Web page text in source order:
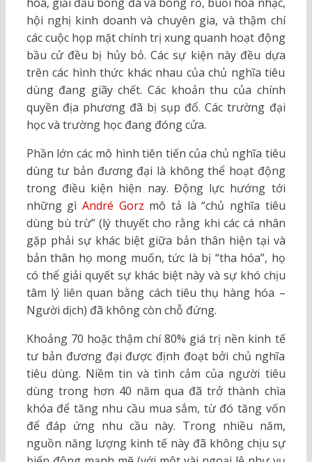
hội nghị kinh doanh và chuyên gia, và thậm chí
các cuộc họp mặt chính trị xung quanh hoạt động
bầu cử đều bị hủy bỏ. Các sự kiện này đều dựa
trên các hình thức khác nhau của chủ nghĩa tiêu
dùng đang giãy chết. Các khoản thu của chính
quyền địa phương đã bị sụp đổ. Các trường đại
học và trường học đang đóng cửa.
Phần lớn các mô hình tiên tiến của chủ nghĩa tiêu
dùng tư bản đương đại là không thể hoạt động
trong điều kiện hiện nay. Động lực hướng tới
những gì André Gorz mô tả là “chủ nghĩa tiêu
dùng bù trừ” (lý thuyết cho rằng khi các cá nhân
gặp phải sự khác biệt giữa bản thân hiện tại và
bản thân họ mong muốn, tức là bị “tha hóa”, họ
có thể giải quyết sự khác biệt này và sự khó chịu
tâm lý liên quan bằng cách tiêu thụ hàng hóa –
Người dịch) đã không còn chỗ đứng.
Khoảng 70 hoặc thậm chí 80% giá trị nền kinh tế
tư bản đương đại được định đoạt bởi chủ nghĩa
tiêu dùng. Niềm tin và tình cảm của người tiêu
dùng trong hơn 40 năm qua đã trở thành chìa
khóa để tăng nhu cầu mua sắm, từ đó tăng vốn
để đáp ứng nhu cầu này. Trong nhiều năm,
nguồn năng lượng kinh tế này đã không chịu sự